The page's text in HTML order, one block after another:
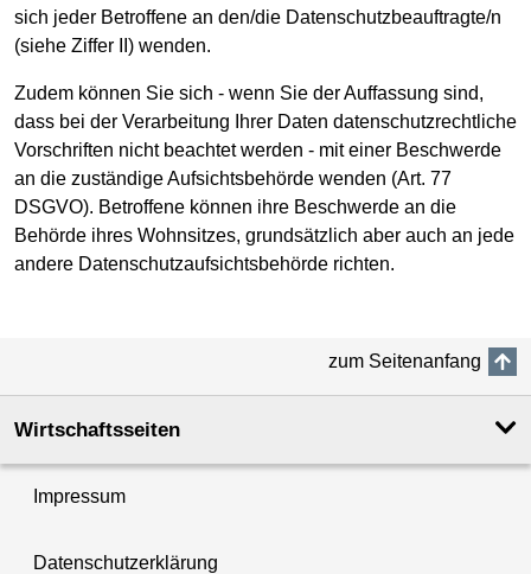
sich jeder Betroffene an den/die Datenschutzbeauftragte/n
(siehe Ziffer II) wenden.
Zudem können Sie sich - wenn Sie der Auffassung sind,
dass bei der Verarbeitung Ihrer Daten datenschutzrechtliche
Vorschriften nicht beachtet werden - mit einer Beschwerde
an die zuständige Aufsichtsbehörde wenden (Art. 77
DSGVO). Betroffene können ihre Beschwerde an die
Behörde ihres Wohnsitzes, grundsätzlich aber auch an jede
andere Datenschutzaufsichtsbehörde richten.
zum Seitenanfang
Wirtschaftsseiten
Impressum
Datenschutzerklärung